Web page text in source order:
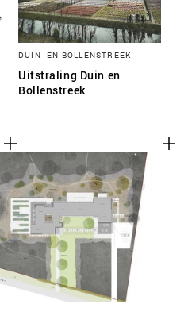
DUIN- EN BOLLENSTREEK
Uitstraling Duin en
Bollenstreek